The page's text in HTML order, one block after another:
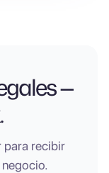
—
para recibir